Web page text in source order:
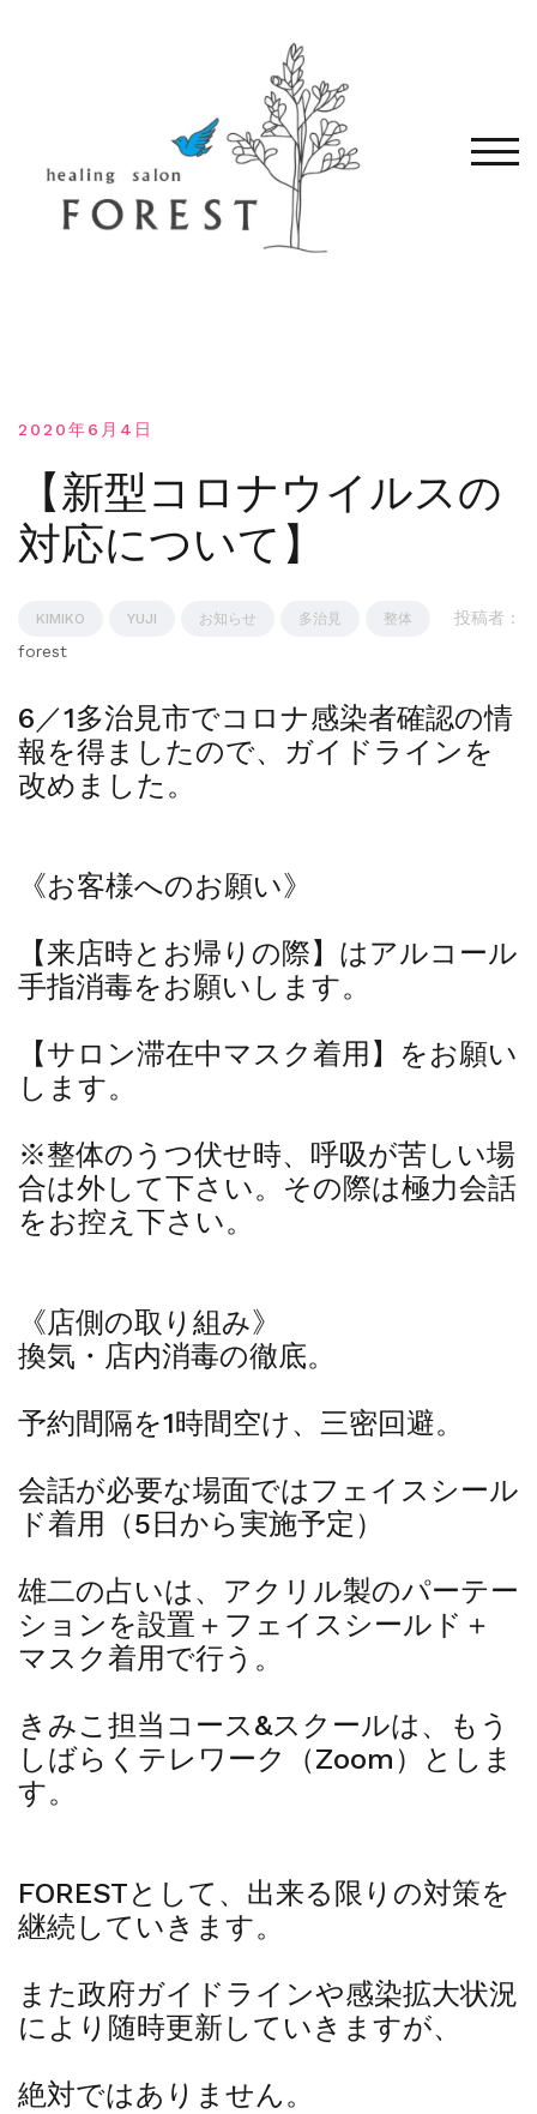
モバ
2020年6月4日
【新型コロナウイルスの
対応について】
KIMIKO YUJI お知らせ 多治見 整体
投稿者 :
forest
6／1多治見市でコロナ感染者確認の情
報を得ましたので、ガイドラインを
改めました。
《お客様へのお願い》
【来店時とお帰りの際】はアルコール
手指消毒をお願いします。
【サロン滞在中マスク着用】をお願い
します。
※整体のうつ伏せ時、呼吸が苦しい場
合は外して下さい。その際は極力会話
をお控え下さい。
《店側の取り組み》
換気・店内消毒の徹底。
予約間隔を1時間空け、三密回避。
会話が必要な場面ではフェイスシール
ド着用（5日から実施予定）
雄二の占いは、アクリル製のパーテー
ションを設置＋フェイスシールド＋
マスク着用で行う。
きみこ担当コース&スクールは、もう
しばらくテレワーク（Zoom）としま
す。
FORESTとして、出来る限りの対策を
継続していきます。
また政府ガイドラインや感染拡大状況
により随時更新していきますが、
絶対ではありません。